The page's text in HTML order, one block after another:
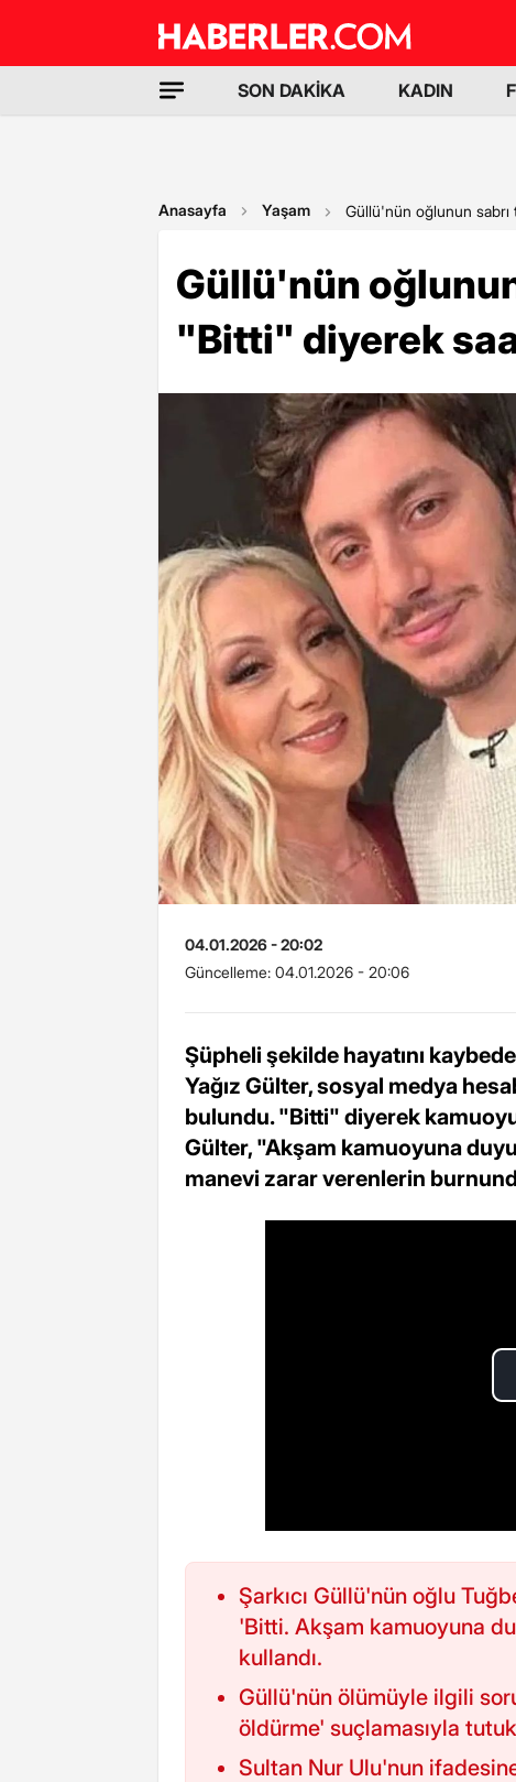
SON DAKİKA KADIN
Anasayfa Yaşam Güllü'nün oğlunun
Güllü'nün
"Bitti" diyerek
04.01.2026 - 20:02
Güncelleme: 04.01.2026 - 20:06
Şüpheli şekilde hayatını
Yağız Gülter, sosyal medya
bulundu. "Bitti" diyerek
Gülter, "Akşam kamuoyuna
manevi zarar verenlerin
Şarkıcı Güllü'nün oğlu
'Bitti. Akşam kamuoyuna
kullandı.
Güllü'nün ölümüyle ilgili
öldürme' suçlamasıyla
Sultan Nur Ulu'nun